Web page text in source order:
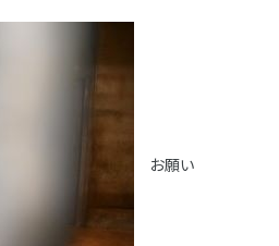
お願い